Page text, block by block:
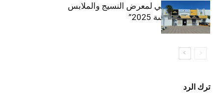
الافتتاح الرسمي لمعرض النسيج والملابس
“إنترتكس سوسة 2025”
ترك الرد